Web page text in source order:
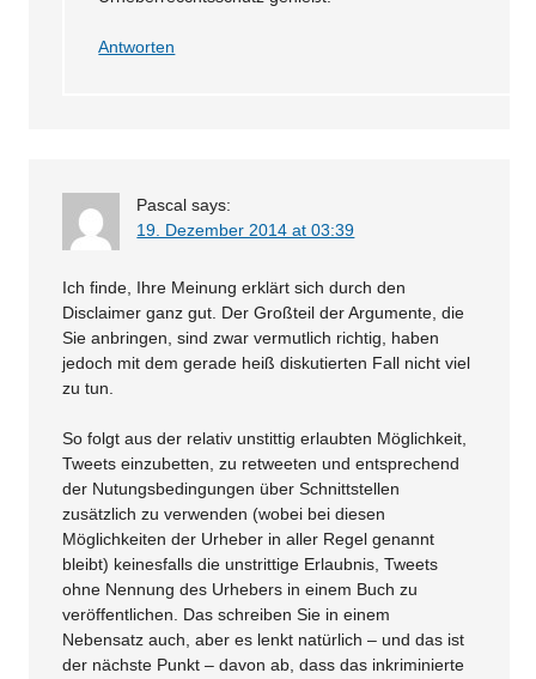
Antworten
Pascal says:
19. Dezember 2014 at 03:39
Ich finde, Ihre Meinung erklärt sich durch den
Disclaimer ganz gut. Der Großteil der Argumente, die
Sie anbringen, sind zwar vermutlich richtig, haben
jedoch mit dem gerade heiß diskutierten Fall nicht viel
zu tun.
So folgt aus der relativ unstittig erlaubten Möglichkeit,
Tweets einzubetten, zu retweeten und entsprechend
der Nutungsbedingungen über Schnittstellen
zusätzlich zu verwenden (wobei bei diesen
Möglichkeiten der Urheber in aller Regel genannt
bleibt) keinesfalls die unstrittige Erlaubnis, Tweets
ohne Nennung des Urhebers in einem Buch zu
veröffentlichen. Das schreiben Sie in einem
Nebensatz auch, aber es lenkt natürlich – und das ist
der nächste Punkt – davon ab, dass das inkriminierte